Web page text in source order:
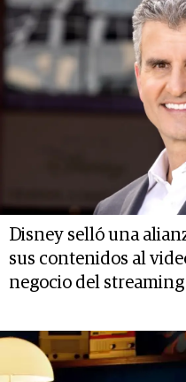
Disney selló una
sus contenidos al
negocio del streaming